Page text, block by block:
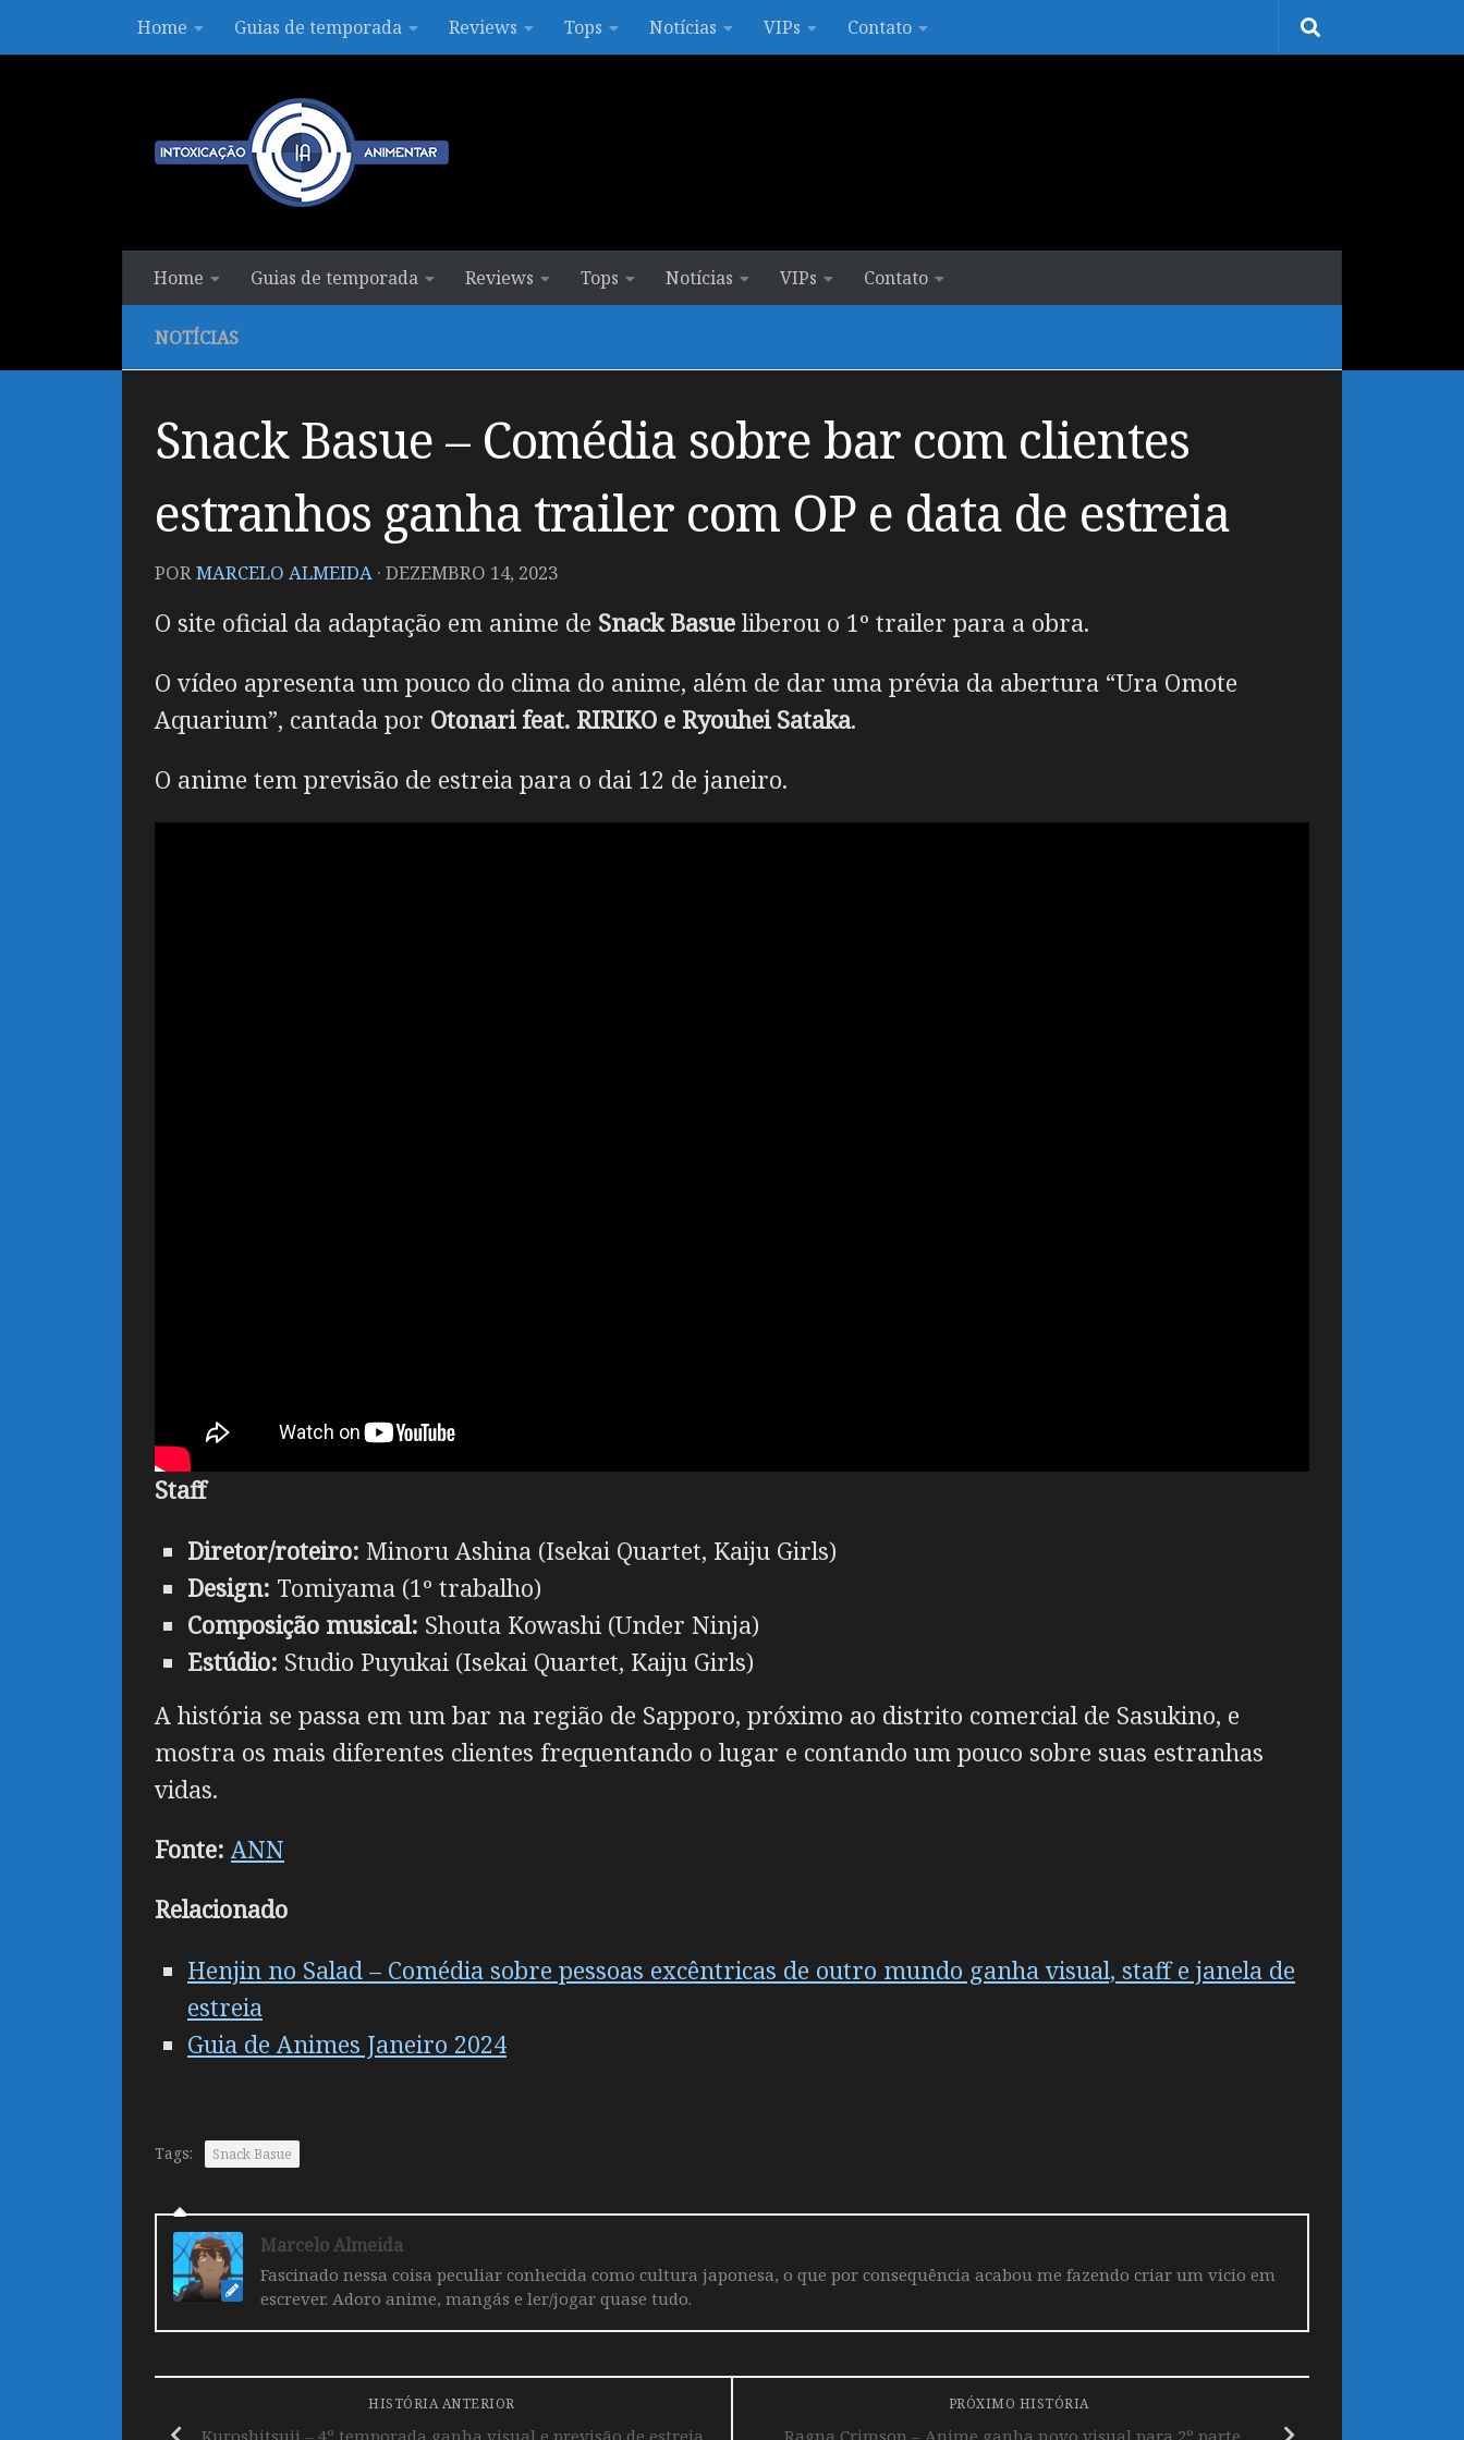
Skip to contentHome Guias de temporada Reviews Tops Notícias VIPs Contato
Home Guias de temporada Reviews Tops Notícias VIPs Contato
NOTÍCIAS
Snack Basue – Comédia sobre bar com clientes
estranhos ganha trailer com OP e data de estreia
PORMARCELO ALMEIDA · DEZEMBRO 14, 2023
O site oficial da adaptação em anime de Snack Basue liberou o 1º trailer para a obra.
O vídeo apresenta um pouco do clima do anime, além de dar uma prévia da abertura “Ura Omote
Aquarium”, cantada por Otonari feat. RIRIKO e Ryouhei Sataka.
O anime tem previsão de estreia para o dai 12 de janeiro.
Staff
Diretor/roteiro: Minoru Ashina (Isekai Quartet, Kaiju Girls)
Design: Tomiyama (1º trabalho)
Composição musical: Shouta Kowashi (Under Ninja)
Estúdio: Studio Puyukai (Isekai Quartet, Kaiju Girls)
A história se passa em um bar na região de Sapporo, próximo ao distrito comercial de Sasukino, e
mostra os mais diferentes clientes frequentando o lugar e contando um pouco sobre suas estranhas
vidas.
Fonte: ANN
Relacionado
Henjin no Salad – Comédia sobre pessoas excêntricas de outro mundo ganha visual, staff e janela de
estreia
Guia de Animes Janeiro 2024
Tags: Snack Basue
Marcelo Almeida
Fascinado nessa coisa peculiar conhecida como cultura japonesa, o que por consequência acabou me fazendo criar um vicio em
escrever. Adoro anime, mangás e ler/jogar quase tudo.
PRÓXIMO HISTÓRIA
Ragna Crimson – Anime ganha novo visual para 2º parte
HISTÓRIA ANTERIOR
Kuroshitsuji – 4º temporada ganha visual e previsão de estreia